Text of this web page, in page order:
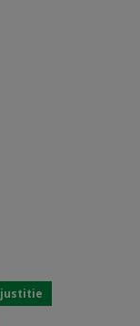
justitie